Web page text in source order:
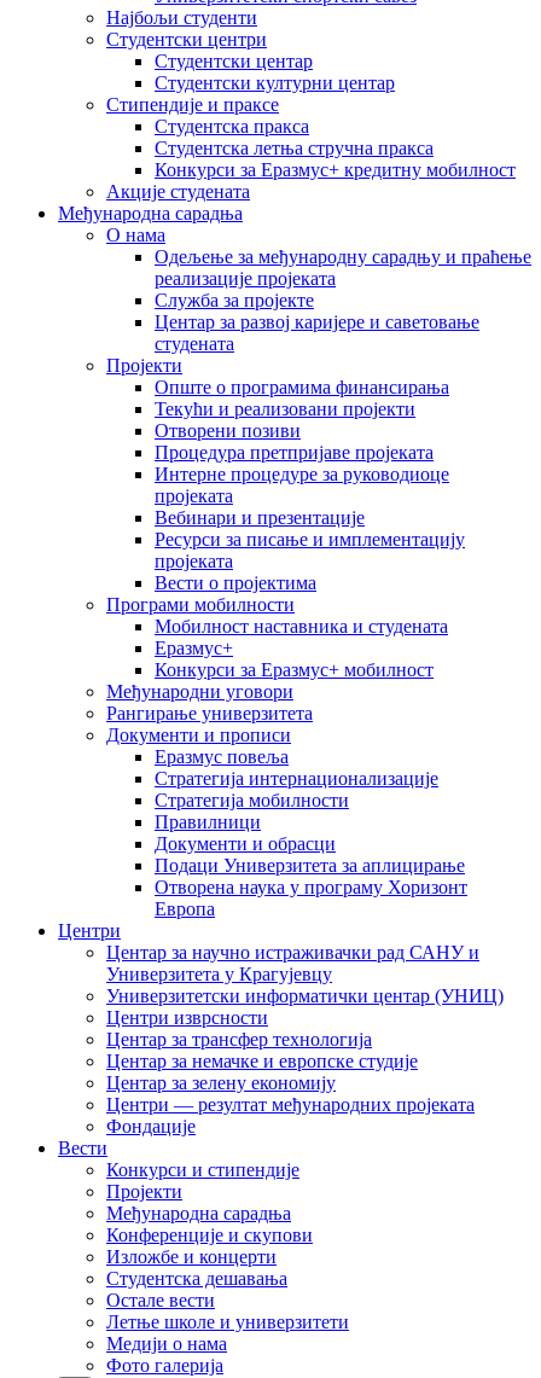
Најбољи студенти
Студентски центри
Студентски центар
Студентски културни центар
Стипендије и праксе
Студентска пракса
Студентска летња стручна пракса
Конкурси за Еразмус+ кредитну мобилност
Акције студената
Међународна сарадња
О нама
Одељење за међународну сарадњу и праћење
реализације пројеката
Служба за пројекте
Центар за развој каријере и саветовање
студената
Пројекти
Опште о програмима финансирања
Текући и реализовани пројекти
Отворени позиви
Процедура претпријаве пројеката
Интерне процедуре за руководиоце
пројеката
Вебинари и презентације
Ресурси за писање и имплементацију
пројеката
Вести о пројектима
Програми мобилности
Мобилност наставника и студената
Еразмус+
Конкурси за Еразмус+ мобилност
Међународни уговори
Рангирање универзитета
Документи и прописи
Еразмус повеља
Стратегија интернационализације
Стратегија мобилности
Правилници
Документи и обрасци
Подаци Универзитета за аплицирање
Отворена наука у програму Хоризонт
Европа
Центри
Центар за научно истраживачки рад САНУ и
Универзитета у Крагујевцу
Универзитетски информатички центар (УНИЦ)
Центри изврсности
Центар за трансфер технологија
Центар за немачке и европске студије
Центар за зелену економију
Центри — резултат међународних пројеката
Фондације
Вести
Конкурси и стипендије
Пројекти
Међународна сарадња
Конференције и скупови
Изложбе и концерти
Студентска дешавања
Остале вести
Летње школе и универзитети
Медији о нама
Фото галерија